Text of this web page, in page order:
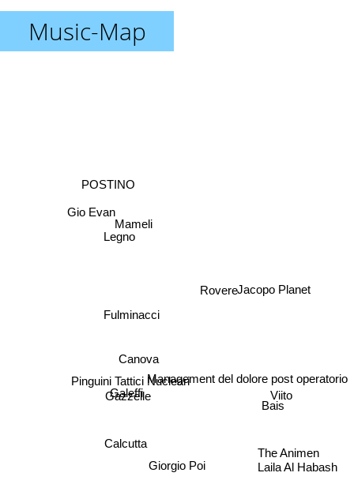
Music-Map
Giorgio Poi
Canova
Calcutta
Gazzelle
Galeffi
Fulminacci
Pinguini Tattici Nucleari
Mameli
Bais
Laila Al Habash
Rovere
Legno
Viito
Gio Evan
The Animen
POSTINO
Management del dolore post operatorio